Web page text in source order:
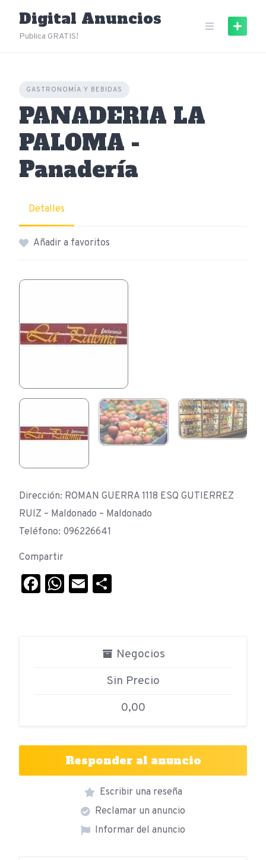
content
Digital Anuncios
Publica GRATIS!
GASTRONOMÍA Y BEBIDAS
PANADERIA LA
PALOMA -
Panadería
Detalles
Añadir a favoritos
Dirección: ROMAN GUERRA 1118 ESQ GUTIERREZ
RUIZ – Maldonado – Maldonado
Teléfono: 096226641
Compartir
Facebook
WhatsApp
Email
Negocios
Sin Precio
0,00
Responder al anuncio
Escribir una reseña
Reclamar un anuncio
Informar del anuncio